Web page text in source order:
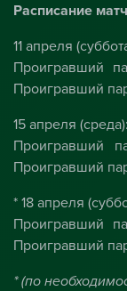
Расписание
11 апреля
Проигравший
Проигравший
15 апреля (среда):
Проигравший
Проигравший
* 18 апреля
Проигравший
Проигравший
* (по